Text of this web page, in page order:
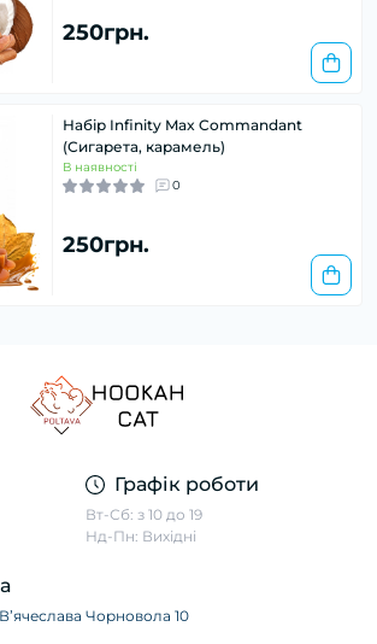
250грн.
Набір Infinity Max Commandant
(Сигарета, карамель)
В наявності
0
250грн.
Графік роботи
Вт-Сб: з 10 до 19
Нд-Пн: Вихідні
Чорновола 10